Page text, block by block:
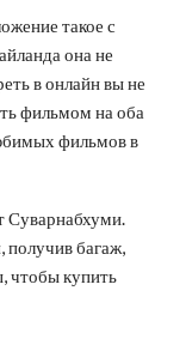
такое с
она не
в онлайн вы не
фильмом на оба
фильмов в
Суварнабхуми.
получив багаж,
чтобы купить